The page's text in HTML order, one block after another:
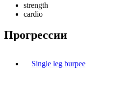
strength
cardio
Прогрессии
Single leg burpee